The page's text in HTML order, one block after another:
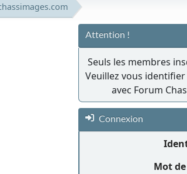
Attention !
Seuls les membres
Veuillez vous
avec Forum
Connexion
Mot